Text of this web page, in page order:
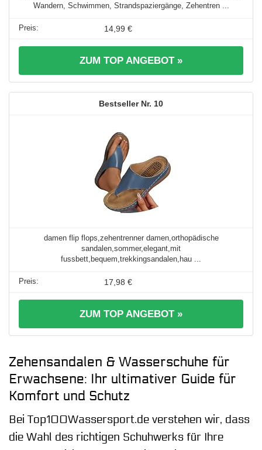
Wandern, Schwimmen, Strandspaziergänge, Zehentren ...
14,99 €
ZUM TOP ANGEBOT »
10
damen flip flops,zehentrenner damen,orthopädische
sandalen,sommer,elegant,mit
fussbett,bequem,trekkingsandalen,hau ...
17,98 €
ZUM TOP ANGEBOT »
Zehensandalen & Wasserschuhe für
Erwachsene: Ihr ultimativer Guide für
Komfort und Schutz
Bei Top100Wassersport.de verstehen wir, dass
die Wahl des richtigen Schuhwerks für Ihre